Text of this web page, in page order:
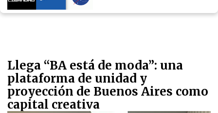
Llega “BA está de moda”: una
plataforma de unidad y
proyección de Buenos Aires como
capital creativa